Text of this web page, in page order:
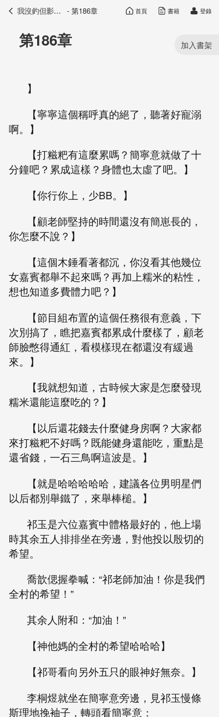
我沒釣但影帝真香了 目錄
第186章
】
【寧寧這個稱呼真的絕了，聽著好寵溺
啊。】
【打糍粑有這麼累嗎？簡寧意就做了十
分鐘吧？累成這樣？身體也太虛了吧。】
【你行你上，少BB。】
【顧老師堅持的時間還沒有簡崽長的，
你怎麼不說？】
【這個木錘看著都沉，你沒看其他幾位
女嘉賓都舉不起來嗎？再加上糯米的粘性，
想也知道多費體力吧？】
【節目組布置的這個任務很有意義，下
次別搞了，瞧把嘉賓都累成什麼樣了，顧老
師臉憋得通紅，看模樣現在都還沒有緩過
來。】
【我就想知道，古時候大家是怎麼發現
糯米還能這麼吃的？】
【以后還花錢去什麼健身房啊？大家都
來打糍粑不好嗎？既能健身還能吃，重點是
還省錢，一石三鳥啊這波是。】
【就是哈哈哈哈哈，建議各位男明星們
以后都別舉鐵了，來舉棒槌。】
祁玉是六位嘉賓中體格最好的，他上場
時其余五人排排坐在旁邊，對他投以殷切的
希望。
喬歆偲握拳喊：“祁老師加油！你是我們
全村的希望！”
其余人附和：“加油！”
【神他媽的全村的希望哈哈哈】
【祁哥看向另外五只的眼神好無奈。】
李桐煜就坐在簡寧意旁邊，見祁玉慢條
斯理地挽袖子，轉頭看簡寧意：
我沒釣但影帝真香了 - 第186章 首頁 書籍 登錄